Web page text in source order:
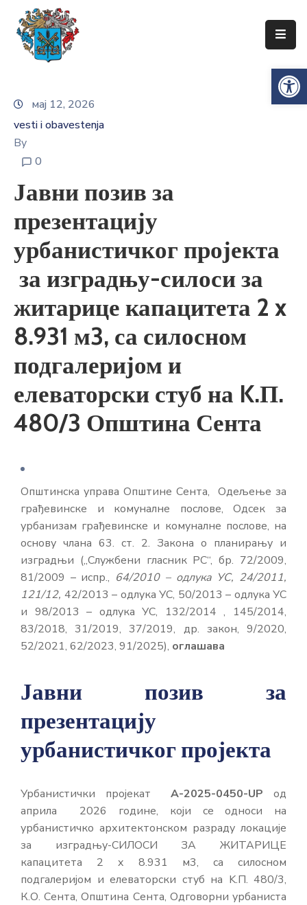
Упознајте
Локална
самоуправа
Општинска
Туризам
E-
управа
мај 12, 2026
vesti i obavestenja
By
0
Јавни позив за
презентацију
урбанистичког пројекта
за изградњу-силоси за
житарице капацитета 2 x
8.931 м3, са силосном
подгалеријом и
елеваторски стуб на K.П.
480/3 Општина Сента
Општинска управа Општине Сента, Одељење за
грађевинске и комуналне послове, Одсек за
урбанизам грађевинске и комуналне послове, на
основу члана 63. ст. 2. Закона о планирању и
изградњи („Службени гласник РС“, бр. 72/2009,
81/2009 – испр., 64/2010 – одлука УС, 24/2011,
121/12, 42/2013 – одлука УС, 50/2013 – одлука УС
и 98/2013 – одлука УС, 132/2014 , 145/2014,
83/2018, 31/2019, 37/2019, др. закон, 9/2020,
52/2021, 62/2023, 91/2025), оглашава
Јавни позив за
презентацију
урбанистичког пројекта
Урбанистички пројекат A-2025-0450-UP oд
априла 2026 године, који се односи на
урбанистичко архитектонском разраду локације
за изградњу-СИЛОСИ ЗА ЖИТАРИЦЕ
капацитета 2 x 8.931 м3, са силосном
подгалеријом и елеваторски стуб на K.П. 480/3,
К.О. Сента, Општина Сента, Одговорни урбаниста